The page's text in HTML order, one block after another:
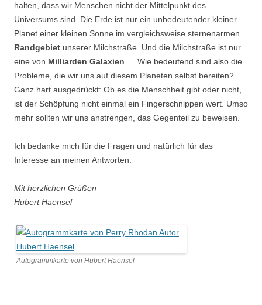
halten, dass wir Menschen nicht der Mittelpunkt des
Universums sind. Die Erde ist nur ein unbedeutender kleiner
Planet einer kleinen Sonne im vergleichsweise sternenarmen
Randgebiet unserer Milchstraße. Und die Milchstraße ist nur
eine von Milliarden Galaxien … Wie bedeutend sind also die
Probleme, die wir uns auf diesem Planeten selbst bereiten?
Ganz hart ausgedrückt: Ob es die Menschheit gibt oder nicht,
ist der Schöpfung nicht einmal ein Fingerschnippen wert. Umso
mehr sollten wir uns anstrengen, das Gegenteil zu beweisen.
Ich bedanke mich für die Fragen und natürlich für das
Interesse an meinen Antworten.
Mit herzlichen Grüßen
Hubert Haensel
Autogrammkarte von Hubert Haensel